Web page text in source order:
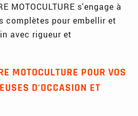
MOTOCULTURE s'engage à
complètes pour embellir et
avec rigueur et
MOTOCULTURE POUR VOS
D'OCCASION ET